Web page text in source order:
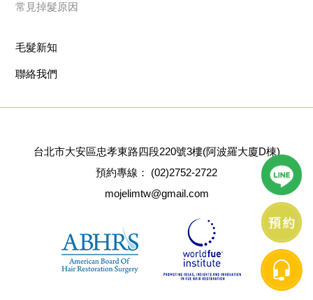
常見掉髮原因
毛髮新知
聯絡我們
台北市大安區忠孝東路四段220號3樓(阿波羅大廈D棟)
預約專線：
(02)2752-2722
mojelimtw@gmail.com